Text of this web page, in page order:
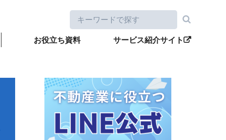
お役立ち資料 サービス紹介サイト